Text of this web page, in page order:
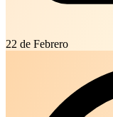
22 de Febrero